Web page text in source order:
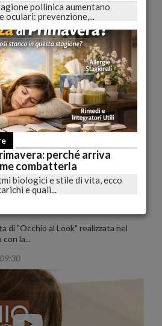
una questione di personalità,
di "Occhio al Look" realizzata nel
la...
di "Occhio al Look" realizzata nel
la...
pollinica aumentano
prevenzione,...
perché arriva
combatterla
biologici e stile di vita, ecco
e quali...